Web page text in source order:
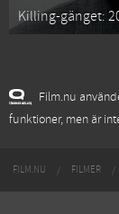
Killing-gänget:
Film.nu
funktioner, men är
FILM.NU FILMER